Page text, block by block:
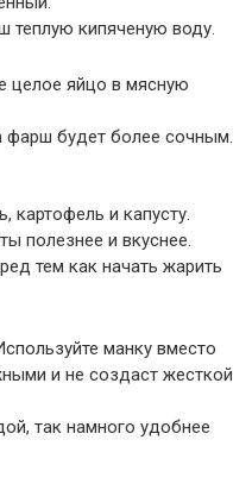
теплую кипяченую воду.
целое яйцо в мясную
фарш будет более сочным.
картофель и капусту.
полезнее и вкуснее.
тем как начать жарить
манку вместо
и не создаст жесткой
так намного удобнее